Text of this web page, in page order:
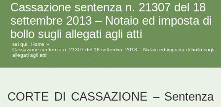
Cassazione sentenza n. 21307 del 18
settembre 2013 – Notaio ed imposta di
bollo sugli allegati agli atti
sei qui:
Home
Cassazione sentenza n. 21307 del 18 settembre 2013 – Notaio ed imposta di bollo sugli
allegati agli atti
CORTE DI CASSAZIONE – Sentenza